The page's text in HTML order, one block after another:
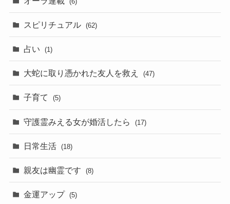
スピリチュアル (62)
占い (1)
大蛇に取り憑かれた友人を救え (47)
子育て (5)
守護霊みえる女が婚活したら (17)
日常生活 (18)
親友は幽霊です (8)
金運アップ (5)